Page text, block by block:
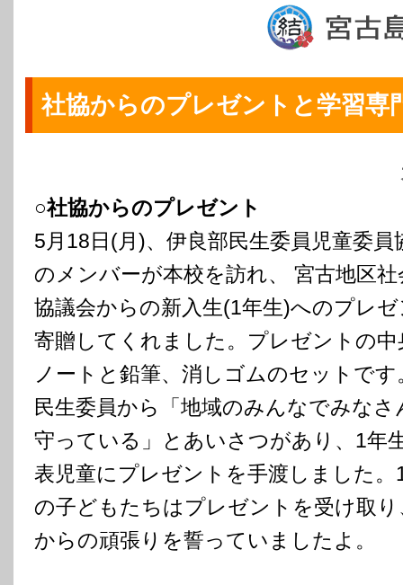
社協からのプレゼントと学習専
○社協からのプレゼント
5月18日(月)、伊良部民生委員児童委員
のメンバーが本校を訪れ、 宮古地区社
協議会からの新入生(1年生)へのプレ
寄贈してくれました。プレゼントの中
ノートと鉛筆、消しゴムのセットです
民生委員から「地域のみんなでみなさ
守っている」とあいさつがあり、1年
表児童にプレゼントを手渡しました。
の子どもたちはプレゼントを受け取
からの頑張りを誓っていましたよ。